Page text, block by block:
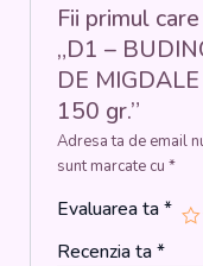
PELTEA
MANGO
Fii primul
„D1 –
DE
150 gr.”
Adresa ta de email
sunt marcate cu *
Evaluarea ta*
Recenzia ta*